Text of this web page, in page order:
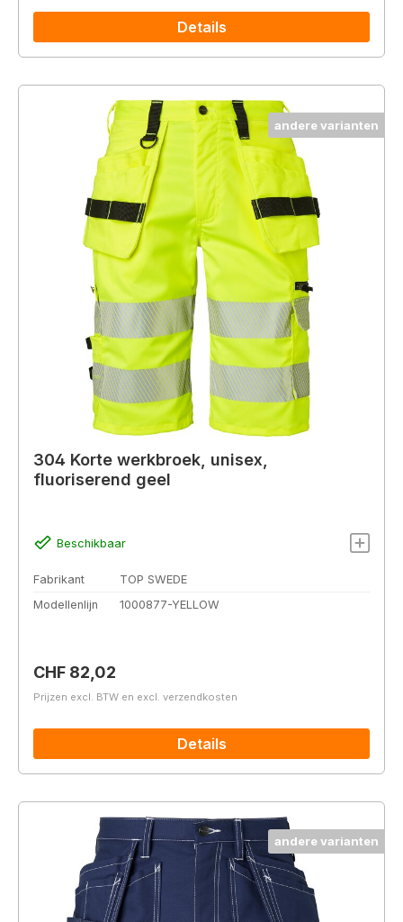
Details
andere varianten
304 Korte werkbroek, unisex,
fluoriserend geel
Beschikbaar
Fabrikant
TOP SWEDE
Modellenlijn
1000877-YELLOW
Normale prijs:
CHF 82,02
Prijzen excl. BTW en excl. verzendkosten
Details
andere varianten